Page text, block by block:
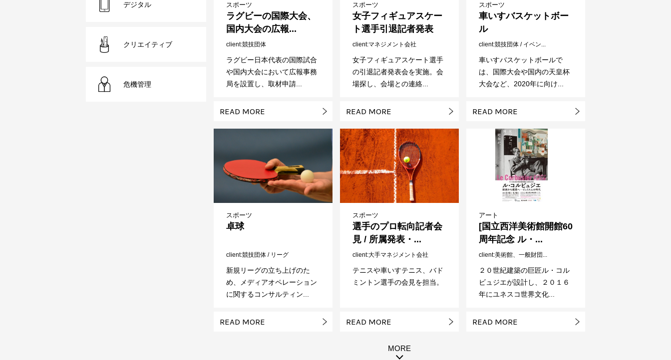
スポーツ
ラグビーの国際大会、
国内大会の広報...
client 競技団体
ラグビー日本代表の国際試合
や国内大会において広報事務
局を設置し、取材申請...
READ MORE
スポーツ
女子フィギュアスケー
ト選手引退記者発表
client マネジメント会社
女子フィギュアスケート選手
の引退記者発表会を実施。会
場探し、会場との連絡...
READ MORE
スポーツ
車いすバスケットボー
ル
client 競技団体 / イベン...
車いすバスケットボールで
は、国際大会や国内の天皇杯
大会など、2020年に向け...
READ MORE
スポーツ
卓球
client 競技団体 / リーグ
新規リーグの立ち上げのた
め、メディアオペレーション
に関するコンサルティン...
READ MORE
スポーツ
選手のプロ転向記者会
見 / 所属発表・...
client 大手マネジメント会社
テニスや車いすテニス、バド
ミントン選手の会見を担当。
READ MORE
アート
[国立西洋美術館開館60
周年記念 ル・...
client 美術館、一般財団...
２０世紀建築の巨匠ル・コル
ビュジエが設計し、２０１６
年にユネスコ世界文化...
READ MORE
MORE
デジタル
クリエイティブ
危機管理